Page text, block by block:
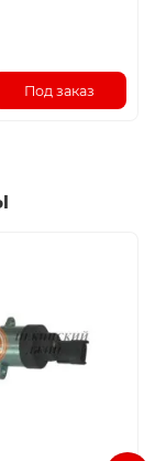
Под заказ